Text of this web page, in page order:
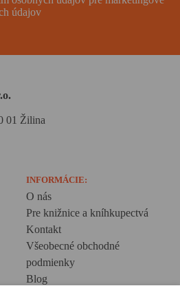
údajov
01 Žilina
INFORMÁCIE:
O nás
Pre knižnice a kníhkupectvá
Kontakt
Všeobecné obchodné
podmienky
Blog